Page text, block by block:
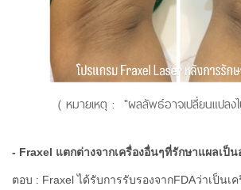
( หมายเหตุ : "ผลลัพธ์อาจเปลี่ยนแปลงไ
- Fraxel แตกต่างจากเครื่องอื่นๆที่รักษาแผลเป็น
ตอบ : Fraxel ได้รับการรับรองจากFDAว่าเป็นเ